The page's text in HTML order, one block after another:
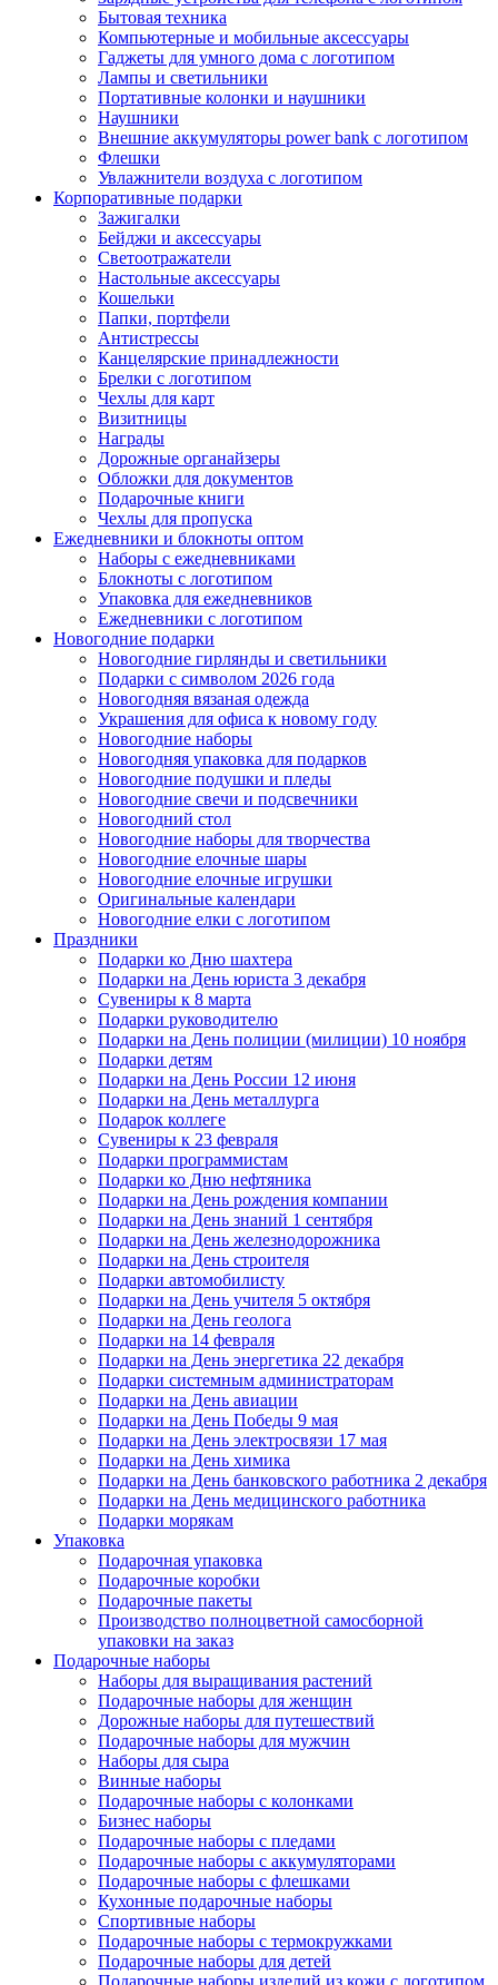
Бытовая техника
Компьютерные и мобильные аксессуары
Гаджеты для умного дома с логотипом
Лампы и светильники
Портативные колонки и наушники
Наушники
Внешние аккумуляторы power bank с логотипом
Флешки
Увлажнители воздуха с логотипом
Корпоративные подарки
Зажигалки
Бейджи и аксессуары
Светоотражатели
Настольные аксессуары
Кошельки
Папки, портфели
Антистрессы
Канцелярские принадлежности
Брелки с логотипом
Чехлы для карт
Визитницы
Награды
Дорожные органайзеры
Обложки для документов
Подарочные книги
Чехлы для пропуска
Ежедневники и блокноты оптом
Наборы с ежедневниками
Блокноты с логотипом
Упаковка для ежедневников
Ежедневники с логотипом
Новогодние подарки
Новогодние гирлянды и светильники
Подарки с символом 2026 года
Новогодняя вязаная одежда
Украшения для офиса к новому году
Новогодние наборы
Новогодняя упаковка для подарков
Новогодние подушки и пледы
Новогодние свечи и подсвечники
Новогодний стол
Новогодние наборы для творчества
Новогодние елочные шары
Новогодние елочные игрушки
Оригинальные календари
Новогодние елки с логотипом
Праздники
Подарки ко Дню шахтера
Подарки на День юриста 3 декабря
Сувениры к 8 марта
Подарки руководителю
Подарки на День полиции (милиции) 10 ноября
Подарки детям
Подарки на День России 12 июня
Подарки на День металлурга
Подарок коллеге
Сувениры к 23 февраля
Подарки программистам
Подарки ко Дню нефтяника
Подарки на День рождения компании
Подарки на День знаний 1 сентября
Подарки на День железнодорожника
Подарки на День строителя
Подарки автомобилисту
Подарки на День учителя 5 октября
Подарки на День геолога
Подарки на 14 февраля
Подарки на День энергетика 22 декабря
Подарки системным администраторам
Подарки на День авиации
Подарки на День Победы 9 мая
Подарки на День электросвязи 17 мая
Подарки на День химика
Подарки на День банковского работника 2 декабря
Подарки на День медицинского работника
Подарки морякам
Упаковка
Подарочная упаковка
Подарочные коробки
Подарочные пакеты
Производство полноцветной самосборной
упаковки на заказ
Подарочные наборы
Наборы для выращивания растений
Подарочные наборы для женщин
Дорожные наборы для путешествий
Подарочные наборы для мужчин
Наборы для сыра
Винные наборы
Подарочные наборы с колонками
Бизнес наборы
Подарочные наборы с пледами
Подарочные наборы с аккумуляторами
Подарочные наборы с флешками
Кухонные подарочные наборы
Спортивные наборы
Подарочные наборы с термокружками
Подарочные наборы для детей
Подарочные наборы изделий из кожи с логотипом